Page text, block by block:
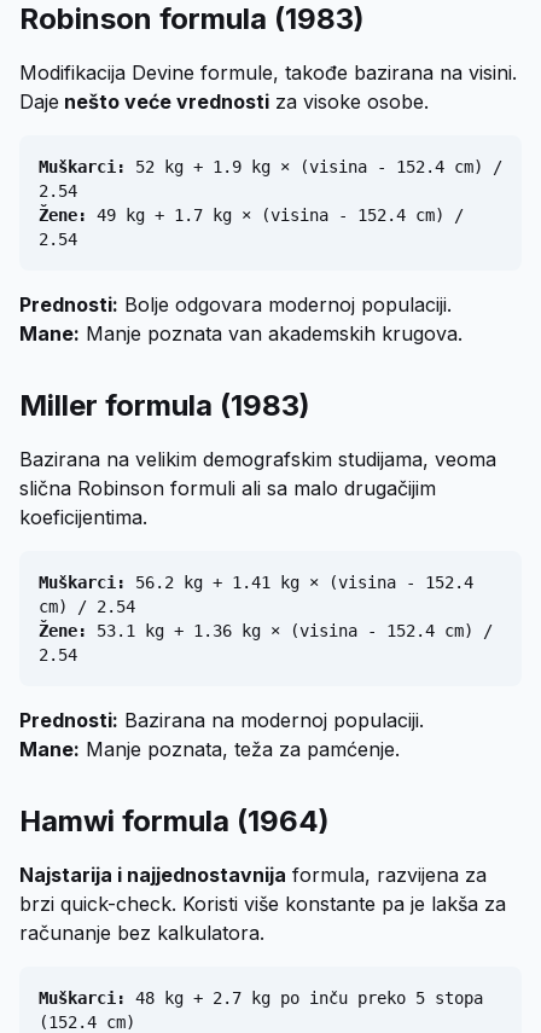
Robinson formula (1983)
Modifikacija Devine formule, takođe bazirana na visini.
Daje nešto veće vrednosti za visoke osobe.
Muškarci:
52 kg + 1.9 kg × (visina - 152.4 cm) /
2.54
Žene:
49 kg + 1.7 kg × (visina - 152.4 cm) /
2.54
Prednosti: Bolje odgovara modernoj populaciji.
Mane: Manje poznata van akademskih krugova.
Miller formula (1983)
Bazirana na velikim demografskim studijama, veoma
slična Robinson formuli ali sa malo drugačijim
koeficijentima.
Muškarci:
56.2 kg + 1.41 kg × (visina - 152.4
cm) / 2.54
Žene:
53.1 kg + 1.36 kg × (visina - 152.4 cm) /
2.54
Prednosti: Bazirana na modernoj populaciji.
Mane: Manje poznata, teža za pamćenje.
Hamwi formula (1964)
Najstarija i najjednostavnija formula, razvijena za
brzi quick-check. Koristi više konstante pa je lakša za
računanje bez kalkulatora.
Muškarci:
48 kg + 2.7 kg po inču preko 5 stopa
(152.4 cm)